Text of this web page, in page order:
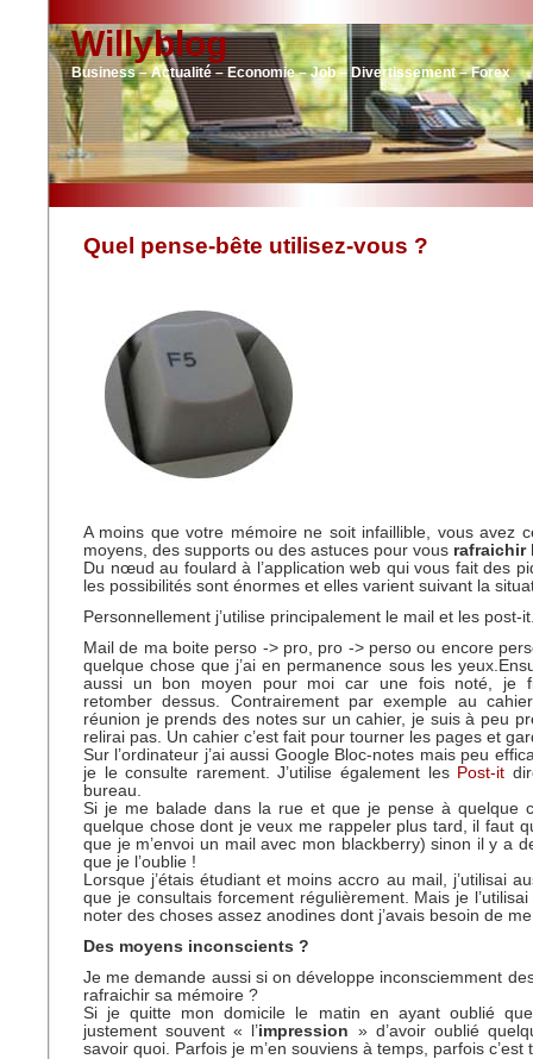
Willyblog
Business – Actualité – Economie – Job – Divertissement – Forex
Quel pense-bête utilisez-vous ?
A moins que votre mémoire ne soit infaillible, vous avez
moyens, des supports ou des astuces pour vous rafraichir
Du nœud au foulard à l’application web qui vous fait des
les possibilités sont énormes et elles varient suivant la
Personnellement j’utilise principalement le mail et les post-
Mail de ma boite perso -> pro, pro -> perso ou encore
quelque chose que j’ai en permanence sous les
aussi un bon moyen pour moi car une fois noté, je
retomber dessus. Contrairement par exemple au
réunion je prends des notes sur un cahier, je suis à peu
relirai pas. Un cahier c’est fait pour tourner les pages et
Sur l’ordinateur j’ai aussi Google Bloc-notes mais peu
je le consulte rarement. J’utilise également les Post-it
bureau.
Si je me balade dans la rue et que je pense à quelque
quelque chose dont je veux me rappeler plus tard, il faut
que je m’envoi un mail avec mon blackberry) sinon il y a
que je l’oublie !
Lorsque j’étais étudiant et moins accro au mail, j’utilisai
que je consultais forcement régulièrement. Mais je
noter des choses assez anodines dont j’avais besoin de
Des moyens inconscients ?
Je me demande aussi si on développe inconsciemment
rafraichir sa mémoire ?
Si je quitte mon domicile le matin en ayant oublié
justement souvent « l’impression » d’avoir oublié
savoir quoi. Parfois je m’en souviens à temps, parfois c’est